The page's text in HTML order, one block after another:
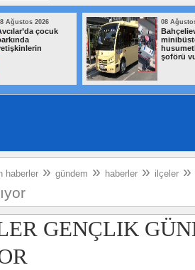
Ağustos 2026
çocuk
08
şoförü
haberler » gündem » haberler » ilçeler »
GENÇLIK